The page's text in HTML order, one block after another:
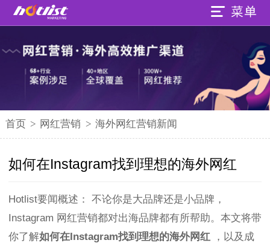
首页 > 网红营销 > 海外网红营销新闻
如何在Instagram找到理想的海外网红
Hotlist要闻概述：
不论你是大品牌还是小品牌，
Instagram 网红营销都对出海品牌都有所帮助。本文将带
你了解如何在Instagram找到理想的海外网红
，以及成